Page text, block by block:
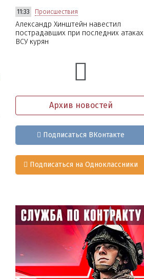
11:33 Происшествия
Александр Хинштейн навестил
пострадавших при последних атаках
ВСУ курян
Архив новостей
Подписаться ВКонтакте
Подписаться на Одноклассники